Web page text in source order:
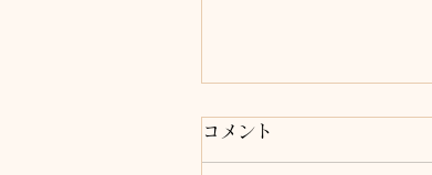
コメント